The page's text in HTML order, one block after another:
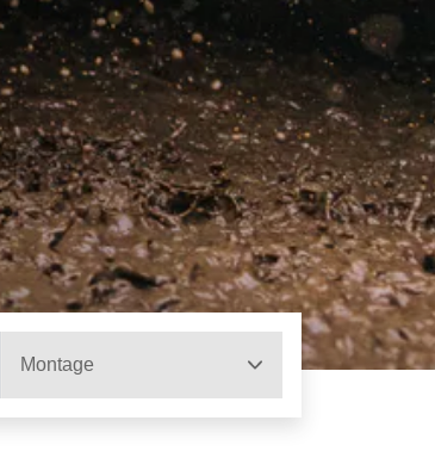
Montage